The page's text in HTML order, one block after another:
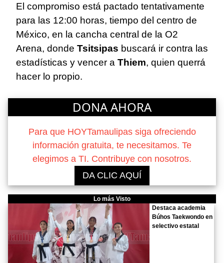
El compromiso está pactado tentativamente
para las 12:00 horas, tiempo del centro de
México, en la cancha central de la O2
Arena, donde Tsitsipas buscará ir contra las
estadísticas y vencer a Thiem, quien querrá
hacer lo propio.
DONA AHORA
Para que HOYTamaulipas siga ofreciendo
información gratuita, te necesitamos. Te
elegimos a TI. Contribuye con nosotros.
DA CLIC AQUÍ
Lo más Visto
Destaca academia
Búhos Taekwondo en
selectivo estatal